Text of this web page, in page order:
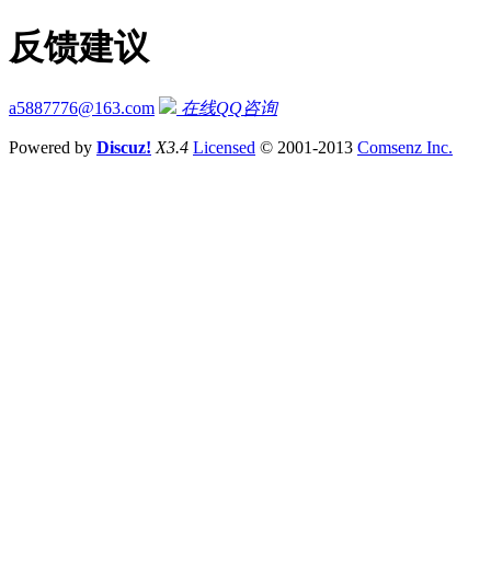
反馈建议
a5887776@163.com 在线QQ咨询
Powered by Discuz! X3.4 Licensed © 2001-2013 Comsenz Inc.